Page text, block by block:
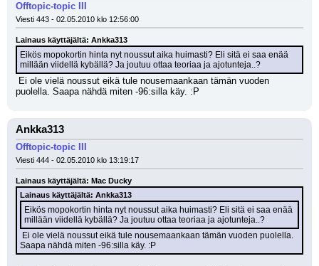
Offtopic-topic III
Viesti 443 - 02.05.2010 klo 12:56:00
Lainaus käyttäjältä: Ankka313
Eikös mopokortin hinta nyt noussut aika huimasti? Eli sitä ei saa enää
millään viidellä kybällä? Ja joutuu ottaa teoriaa ja ajotunteja..?
puolella. Saapa nähdä miten -96:silla käy. :P
Ankka313
Offtopic-topic III
Viesti 444 - 02.05.2010 klo 13:19:17
Lainaus käyttäjältä: Mac Ducky
Lainaus käyttäjältä: Ankka313
Eikös mopokortin hinta nyt noussut aika huimasti? Eli sitä ei saa enää
millään viidellä kybällä? Ja joutuu ottaa teoriaa ja ajotunteja..?
Saapa nähdä miten -96:silla käy. :P